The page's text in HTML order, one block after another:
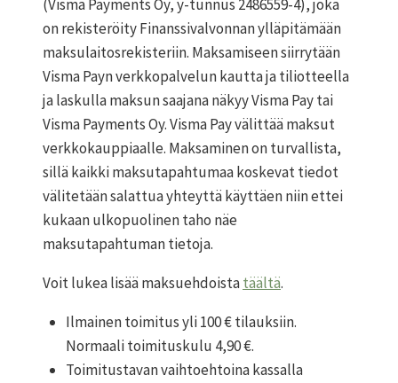
(Visma Payments Oy, y-tunnus 2486559-4), joka
on rekisteröity Finanssivalvonnan ylläpitämään
maksulaitosrekisteriin. Maksamiseen siirrytään
Visma Payn verkkopalvelun kautta ja tiliotteella
ja laskulla maksun saajana näkyy Visma Pay tai
Visma Payments Oy. Visma Pay välittää maksut
verkkokauppiaalle. Maksaminen on turvallista,
sillä kaikki maksutapahtumaa koskevat tiedot
välitetään salattua yhteyttä käyttäen niin ettei
kukaan ulkopuolinen taho näe
maksutapahtuman tietoja.
Voit lukea lisää maksuehdoistatäältä.
Ilmainen toimitus yli 100 € tilauksiin.
Normaali toimituskulu 4,90 €.
Toimitustavan vaihtoehtoina kassalla